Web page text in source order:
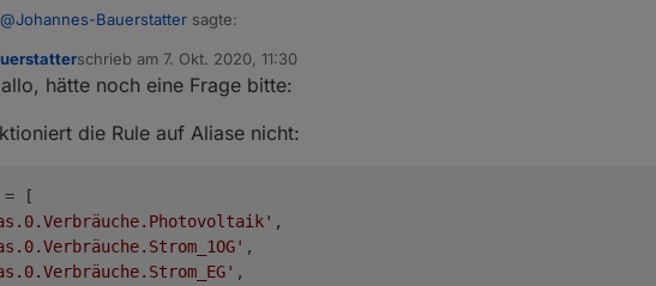
@Johannes-Bauerstatter sagte:
Warum funktioniert das unter "0_userdata.0" nicht.
Weil der js-controller nur bei Datenpunkten unter "alias.0" die Zustände spiegelt.
schrieb am 7. Okt. 2020, 11:30
zuletzt editiert von
hätte noch eine Frage bitte:
die Rule auf Aliase nicht:
= [
,
,
,